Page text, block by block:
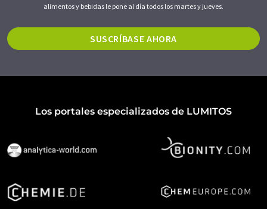
alimentos y bebidas le pone al día todos los martes y jueves.
SUSCRÍBASE AHORA
Los portales especializados de LUMITOS